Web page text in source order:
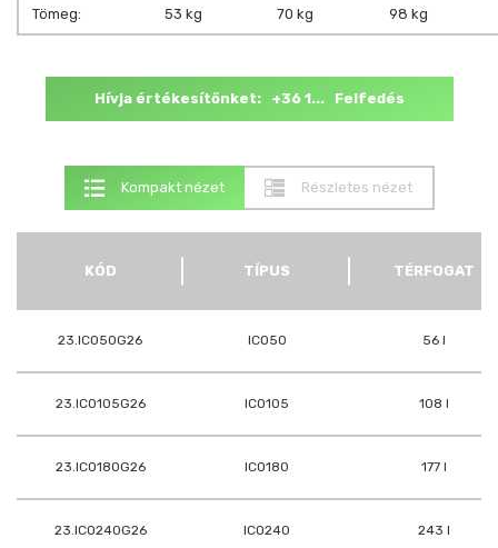
Tömeg: 53 kg 70 kg 98 kg
Kompakt nézet Részletes nézet
Hívja értékesítőnket: +36 1... Felfedés
KÓD TÍPUS TÉRFOGAT
23.ICO50G26 ICO50 56 l
23.ICO105G26 ICO105 108 l
23.ICO180G26 ICO180 177 l
23.ICO240G26 ICO240 243 l